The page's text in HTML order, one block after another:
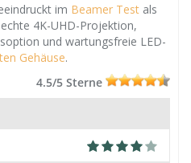
im Beamer Test als
4K-UHD-Projektion,
und wartungsfreie LED-
Gehäuse.
4.5/5 Sterne